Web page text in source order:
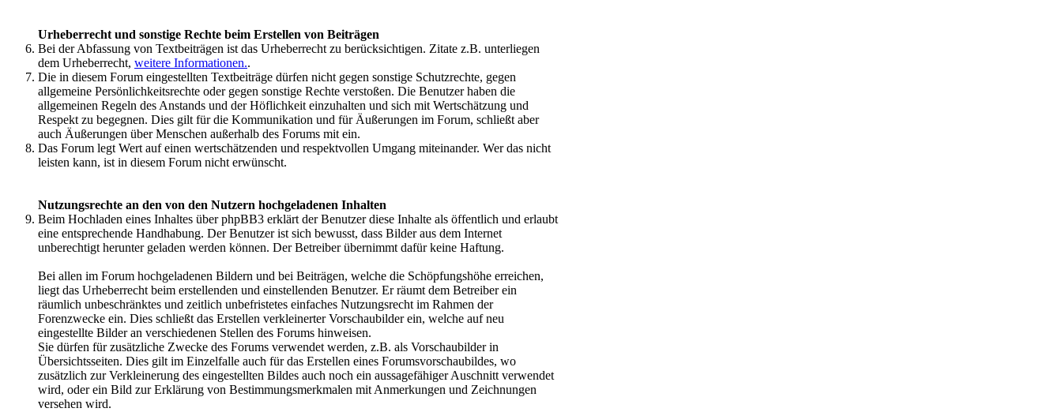
Urheberrecht und sonstige Rechte beim Erstellen von Beiträgen
Bei der Abfassung von Textbeiträgen ist das Urheberrecht zu berücksichtigen. Zitate z.B. unterliegen
dem Urheberrecht, weitere Informationen..
Die in diesem Forum eingestellten Textbeiträge dürfen nicht gegen sonstige Schutzrechte, gegen
allgemeine Persönlichkeitsrechte oder gegen sonstige Rechte verstoßen. Die Benutzer haben die
allgemeinen Regeln des Anstands und der Höflichkeit einzuhalten und sich mit Wertschätzung und
Respekt zu begegnen. Dies gilt für die Kommunikation und für Äußerungen im Forum, schließt aber
auch Äußerungen über Menschen außerhalb des Forums mit ein.
Das Forum legt Wert auf einen wertschätzenden und respektvollen Umgang miteinander. Wer das nicht
leisten kann, ist in diesem Forum nicht erwünscht.
Nutzungsrechte an den von den Nutzern hochgeladenen Inhalten
Beim Hochladen eines Inhaltes über phpBB3 erklärt der Benutzer diese Inhalte als öffentlich und erlaubt
eine entsprechende Handhabung. Der Benutzer ist sich bewusst, dass Bilder aus dem Internet
unberechtigt herunter geladen werden können. Der Betreiber übernimmt dafür keine Haftung.
Bei allen im Forum hochgeladenen Bildern und bei Beiträgen, welche die Schöpfungshöhe erreichen,
liegt das Urheberrecht beim erstellenden und einstellenden Benutzer. Er räumt dem Betreiber ein
räumlich unbeschränktes und zeitlich unbefristetes einfaches Nutzungsrecht im Rahmen der
Forenzwecke ein. Dies schließt das Erstellen verkleinerter Vorschaubilder ein, welche auf neu
eingestellte Bilder an verschiedenen Stellen des Forums hinweisen.
Sie dürfen für zusätzliche Zwecke des Forums verwendet werden, z.B. als Vorschaubilder in
Übersichtsseiten. Dies gilt im Einzelfalle auch für das Erstellen eines Forumsvorschaubildes, wo
zusätzlich zur Verkleinerung des eingestellten Bildes auch noch ein aussagefähiger Auschnitt verwendet
wird, oder ein Bild zur Erklärung von Bestimmungsmerkmalen mit Anmerkungen und Zeichnungen
versehen wird.